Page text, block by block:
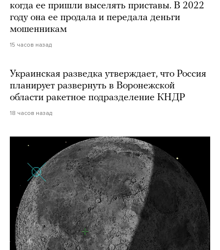
когда ее пришли выселять приставы. В 2022
году она ее продала и передала деньги
мошенникам
15 часов назад
Украинская разведка утверждает, что Россия
планирует развернуть в Воронежской
области ракетное подразделение КНДР
18 часов назад